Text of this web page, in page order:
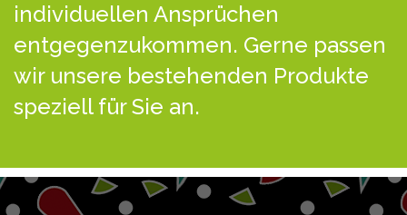
individuellen Ansprüchen
entgegenzukommen. Gerne passen
wir unsere bestehenden Produkte
speziell für Sie an.